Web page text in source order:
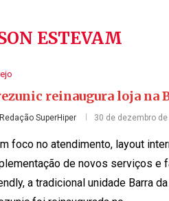
ESTEVAM
reinaugura loja na
SuperHiper 30 de dezembro
foco no atendimento, layout
de novos serviços e
a tradicional unidade Barra